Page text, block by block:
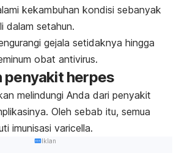
kekambuhan kondisi sebanyak
dalam setahun.
gejala setidaknya hingga
obat antivirus.
penyakit herpes
melindungi Anda dari penyakit
Oleh sebab itu, semua
imunisasi varicella.
Iklan